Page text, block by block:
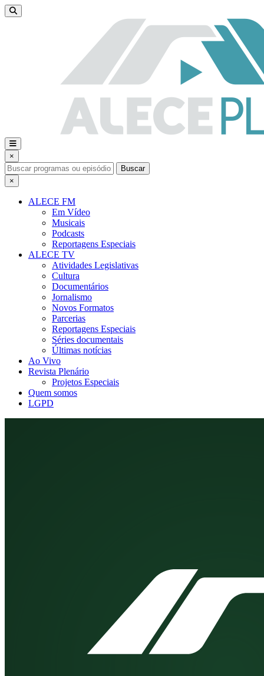
×
Buscar
×
ALECE FM
Em Vídeo
Musicais
Podcasts
Reportagens Especiais
ALECE TV
Atividades Legislativas
Cultura
Documentários
Jornalismo
Novos Formatos
Parcerias
Reportagens Especiais
Séries documentais
Últimas notícias
Ao Vivo
Revista Plenário
Projetos Especiais
Quem somos
LGPD